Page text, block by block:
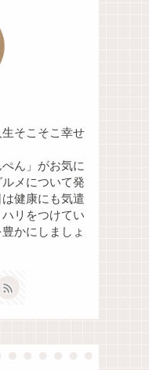
そこそこ幸せ
ん」がお気に
メについて発
健康にも気遣
リをつけてい
かにしましょ